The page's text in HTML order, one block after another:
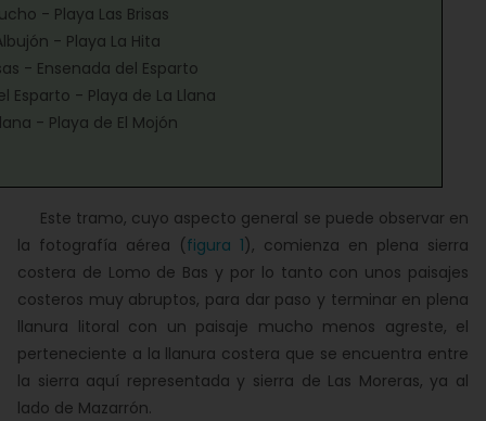
- Playa Las Brisas
- Playa La Hita
- Ensenada del Esparto
Esparto - Playa de La Llana
- Playa de El Mojón
Este tramo, cuyo aspecto general se puede observar en
la fotografía aérea (figura 1), comienza en plena sierra
costera de Lomo de Bas y por lo tanto con unos paisajes
costeros muy abruptos, para dar paso y terminar en plena
llanura litoral con un paisaje mucho menos agreste, el
perteneciente a la llanura costera que se encuentra entre
la sierra aquí representada y sierra de Las Moreras, ya al
lado de Mazarrón.